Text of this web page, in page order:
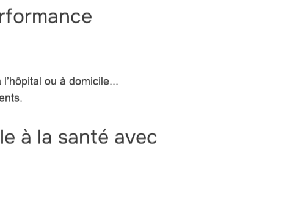
ou à domicile...
à la santé avec